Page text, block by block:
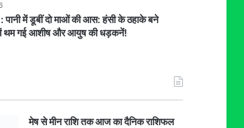
: पानी में डूबीं दो माओं की आस: हंसी के ठहाके बने
थम गई आशीष और आयुष की धड़कनें!
मेष से मीन राशि तक आज का दैनिक राशिफल